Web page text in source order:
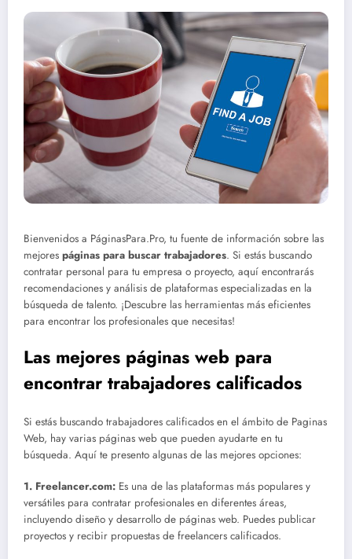
Bienvenidos a PáginasPara.Pro, tu fuente de información sobre las
mejores páginas para buscar trabajadores. Si estás buscando
contratar personal para tu empresa o proyecto, aquí encontrarás
recomendaciones y análisis de plataformas especializadas en la
búsqueda de talento. ¡Descubre las herramientas más eficientes
para encontrar los profesionales que necesitas!
Las mejores páginas web para
encontrar trabajadores calificados
Si estás buscando trabajadores calificados en el ámbito de Paginas
Web, hay varias páginas web que pueden ayudarte en tu
búsqueda. Aquí te presento algunas de las mejores opciones:
1. Freelancer.com: Es una de las plataformas más populares y
versátiles para contratar profesionales en diferentes áreas,
incluyendo diseño y desarrollo de páginas web. Puedes publicar
proyectos y recibir propuestas de freelancers calificados.